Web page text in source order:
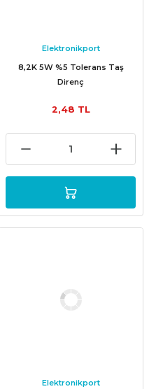
Elektronikport
8,2K 5W %5 Tolerans Taş
Direnç
2,48 TL
Elektronikport